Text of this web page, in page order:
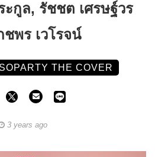
ะกูล, รัชชต เศรษฐ์วร
ชพร เวโรจน์
THE COVER
3 years ago